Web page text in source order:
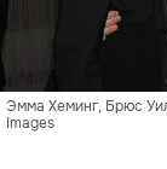
Эмма Хеминг, Брюс
Images